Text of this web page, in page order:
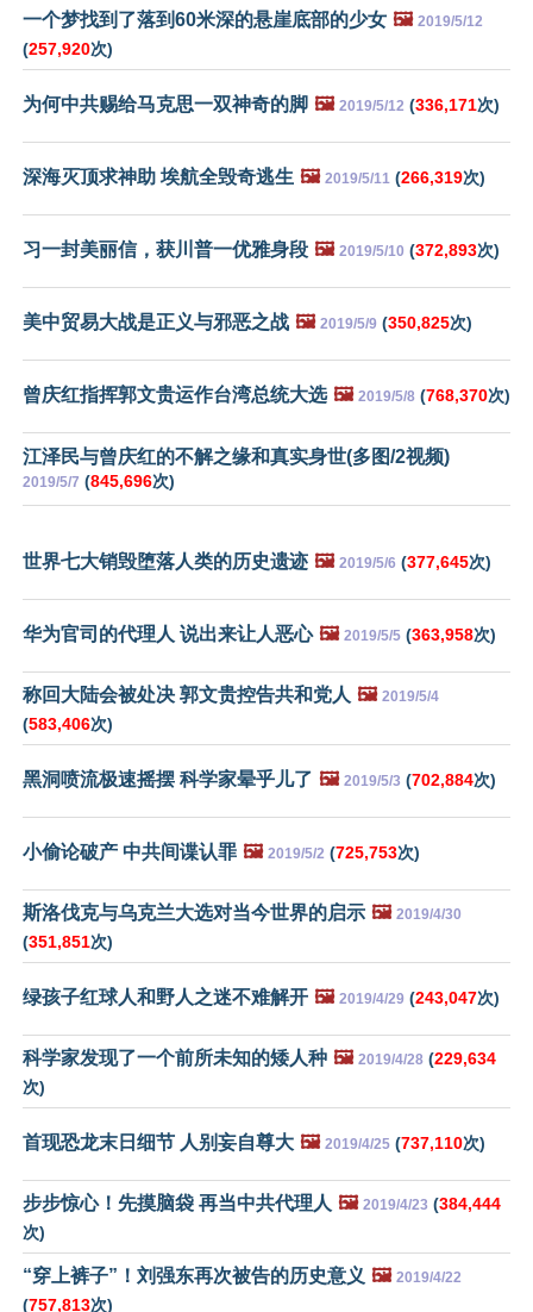
一个梦找到了落到60米深的悬崖底部的少女 🖼️ 2019/5/12
(257,920次)
为何中共赐给马克思一双神奇的脚 🖼️ 2019/5/12 (336,171次)
深海灭顶求神助 埃航全毁奇逃生 🖼️ 2019/5/11 (266,319次)
习一封美丽信，获川普一优雅身段 🖼️ 2019/5/10 (372,893次)
美中贸易大战是正义与邪恶之战 🖼️ 2019/5/9 (350,825次)
曾庆红指挥郭文贵运作台湾总统大选 🖼️ 2019/5/8 (768,370次)
江泽民与曾庆红的不解之缘和真实身世(多图/2视频)
2019/5/7 (845,696次)
世界七大销毁堕落人类的历史遗迹 🖼️ 2019/5/6 (377,645次)
华为官司的代理人 说出来让人恶心 🖼️ 2019/5/5 (363,958次)
称回大陆会被处决 郭文贵控告共和党人 🖼️ 2019/5/4
(583,406次)
黑洞喷流极速摇摆 科学家晕乎儿了 🖼️ 2019/5/3 (702,884次)
小偷论破产 中共间谍认罪 🖼️ 2019/5/2 (725,753次)
斯洛伐克与乌克兰大选对当今世界的启示 🖼️ 2019/4/30
(351,851次)
绿孩子红球人和野人之迷不难解开 🖼️ 2019/4/29 (243,047次)
科学家发现了一个前所未知的矮人种 🖼️ 2019/4/28 (229,634
次)
首现恐龙末日细节 人别妄自尊大 🖼️ 2019/4/25 (737,110次)
步步惊心！先摸脑袋 再当中共代理人 🖼️ 2019/4/23 (384,444
次)
“穿上裤子”！刘强东再次被告的历史意义 🖼️ 2019/4/22
(757,813次)